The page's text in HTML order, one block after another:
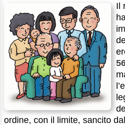
Il
ordine, con il limite, sancito